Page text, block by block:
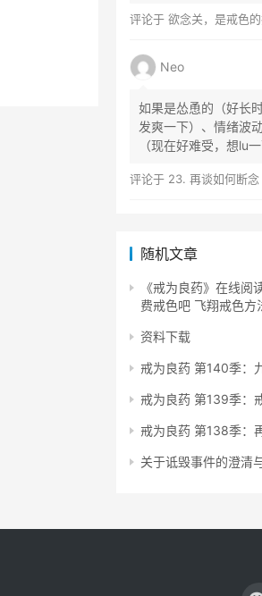
评论于 欲念关，是戒色的
Neo
如果是怂恿的（好长
发爽一下）、情绪波
（现在好难受，想lu
评论于 23. 再谈如何断念
随机文章
《戒为良药》在线阅
费戒色吧 飞翔戒色方
资料下载
戒为良药 第140季：
戒为良药 第139季：
戒为良药 第138季：
关于诋毁事件的澄清